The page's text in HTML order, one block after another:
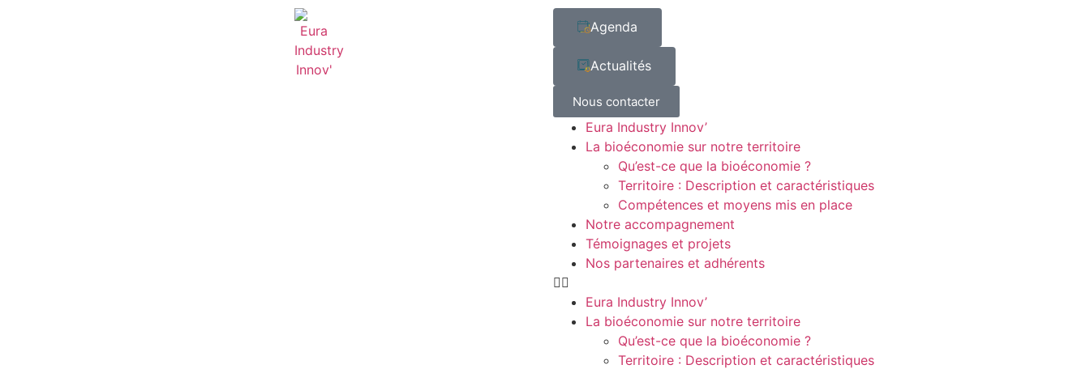
Agenda
Actualités
Nous contacter
Eura Industry Innov’
La bioéconomie sur notre territoire
Qu’est-ce que la bioéconomie ?
Territoire : Description et caractéristiques
Compétences et moyens mis en place
Notre accompagnement
Témoignages et projets
Nos partenaires et adhérents
Eura Industry Innov’
La bioéconomie sur notre territoire
Qu’est-ce que la bioéconomie ?
Territoire : Description et caractéristiques